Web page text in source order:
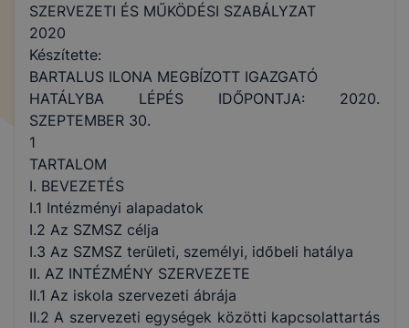
SZERVEZETI ÉS MŰKÖDÉSI SZABÁLYZAT
2020
Készítette:
BARTALUS ILONA MEGBÍZOTT IGAZGATÓ
HATÁLYBA LÉPÉS IDŐPONTJA: 2020.
SZEPTEMBER 30.
1
TARTALOM
I. BEVEZETÉS
I.1 Intézményi alapadatok
I.2 Az SZMSZ célja
I.3 Az SZMSZ területi, személyi, időbeli hatálya
II. AZ INTÉZMÉNY SZERVEZETE
II.1 Az iskola szervezeti ábrája
II.2 A szervezeti egységek közötti kapcsolattartás